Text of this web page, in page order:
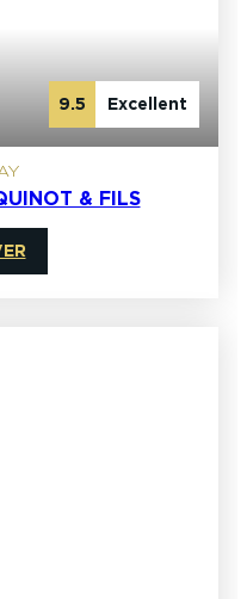
9.5 Excellent
& FILS